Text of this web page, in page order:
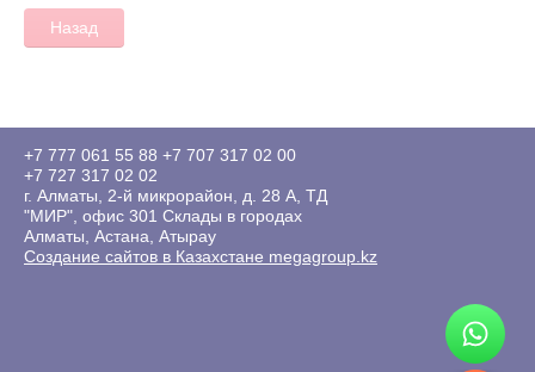
Назад
+7 777 061 55 88 +7 707 317 02 00
+7 727 317 02 02
г. Алматы, 2-й микрорайон, д. 28 А, ТД
"МИР", офис 301 Склады в городах
Алматы, Астана, Атырау
Создание сайтов в Казахстане megagroup.kz